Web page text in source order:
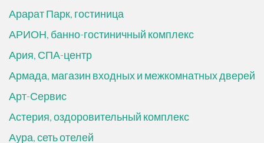
Арарат Парк, гостиница
АРИОН, банно-гостиничный комплекс
Ария, СПА-центр
Армада, магазин входных и межкомнатных дверей
Арт-Сервис
Астерия, оздоровительный комплекс
Аура, сеть отелей